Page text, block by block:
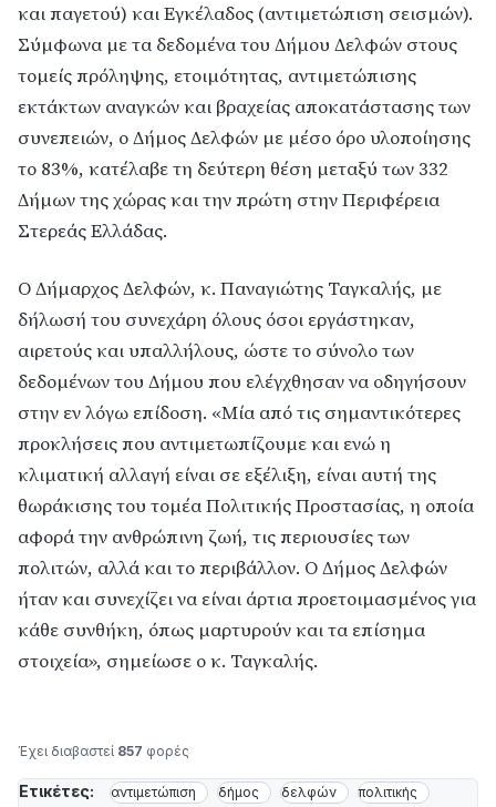
και παγετού) και Εγκέλαδος (αντιμετώπιση σεισμών).
Σύμφωνα με τα δεδομένα του Δήμου Δελφών στους
τομείς πρόληψης, ετοιμότητας, αντιμετώπισης
εκτάκτων αναγκών και βραχείας αποκατάστασης των
συνεπειών, ο Δήμος Δελφών με μέσο όρο υλοποίησης
το 83%, κατέλαβε τη δεύτερη θέση μεταξύ των 332
Δήμων της χώρας και την πρώτη στην Περιφέρεια
Στερεάς Ελλάδας.
Ο Δήμαρχος Δελφών, κ. Παναγιώτης Ταγκαλής, με
δήλωσή του συνεχάρη όλους όσοι εργάστηκαν,
αιρετούς και υπαλλήλους, ώστε το σύνολο των
δεδομένων του Δήμου που ελέγχθησαν να οδηγήσουν
στην εν λόγω επίδοση. «Μία από τις σημαντικότερες
προκλήσεις που αντιμετωπίζουμε και ενώ η
κλιματική αλλαγή είναι σε εξέλιξη, είναι αυτή της
θωράκισης του τομέα Πολιτικής Προστασίας, η οποία
αφορά την ανθρώπινη ζωή, τις περιουσίες των
πολιτών, αλλά και το περιβάλλον. Ο Δήμος Δελφών
ήταν και συνεχίζει να είναι άρτια προετοιμασμένος για
κάθε συνθήκη, όπως μαρτυρούν και τα επίσημα
στοιχεία», σημείωσε ο κ. Ταγκαλής.
Έχει διαβαστεί 857 φορές
Ετικέτες: αντιμετώπιση δήμος δελφών
πολιτικής